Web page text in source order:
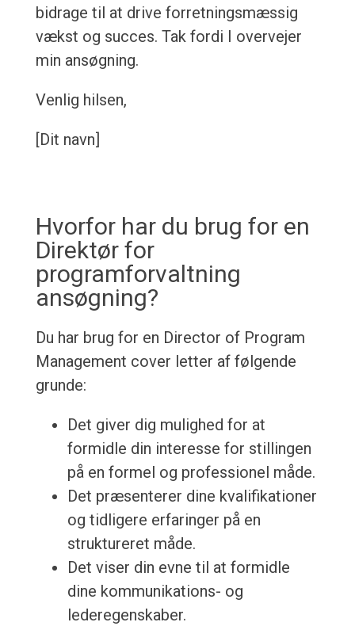
bidrage til at drive forretningsmæssig
vækst og succes. Tak fordi I overvejer
min ansøgning.
Venlig hilsen,
[Dit navn]
Hvorfor har du brug for en
Direktør for
programforvaltning
ansøgning?
Du har brug for en Director of Program
Management cover letter af følgende
grunde:
Det giver dig mulighed for at
formidle din interesse for stillingen
på en formel og professionel måde.
Det præsenterer dine kvalifikationer
og tidligere erfaringer på en
struktureret måde.
Det viser din evne til at formidle
dine kommunikations- og
lederegenskaber.